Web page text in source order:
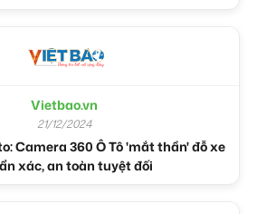
Vietbao.vn
21/12/2024
Camera 360 Ô Tô 'mắt thần' đỗ xe
xác, an toàn tuyệt đối